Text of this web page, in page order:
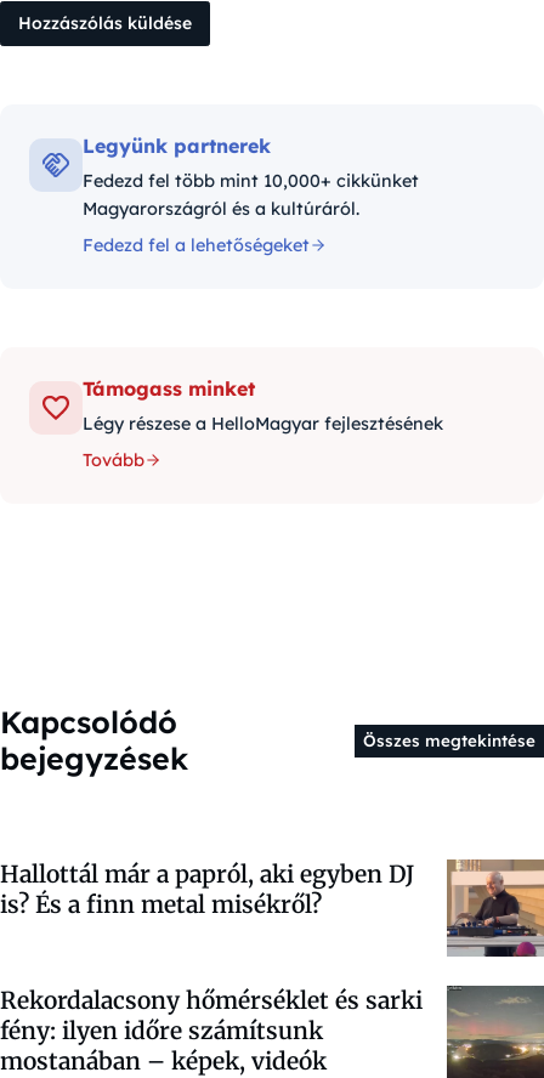
Legyünk partnerek
Fedezd fel több mint 10,000+ cikkünket
Magyarországról és a kultúráról.
Fedezd fel a lehetőségeket
Támogass minket
Légy részese a HelloMagyar fejlesztésének
Tovább
Kapcsolódó
bejegyzések
Összes megtekintése
Hallottál már a papról, aki egyben DJ
is? És a finn metal misékről?
Rekordalacsony hőmérséklet és sarki
fény: ilyen időre számítsunk
mostanában – képek, videók